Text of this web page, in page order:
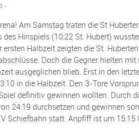
Am Samstag traten die St
Hinspiels (10:22 St. Hubert)
ersten Halbzeit zeigten die St.
Doch die Gegner hielten
ausgeglichen blieb. Erst in den
in die Halbzeit. Den 3-Tore
definitiv gewinnen wollten.
24:19 durchsetzen und gewinnen
Schiefbahn statt. Anpfiff ist um